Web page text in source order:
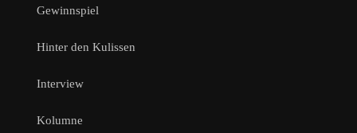
Gewinnspiel
Hinter den Kulissen
Interview
Kolumne